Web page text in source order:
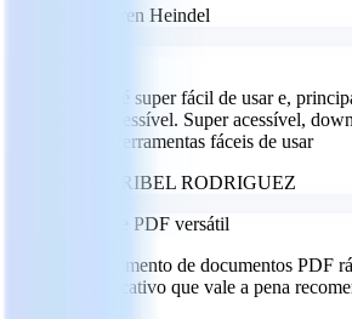
Goeren Heindel
Adorei, é super fácil de usar e,
preço acessível. Super acessível,
rápido, ferramentas fáceis de usar
MARIBEL RODRIGUEZ
Editor de PDF versátil
Processamento de documentos PDF
Um aplicativo que vale a pena